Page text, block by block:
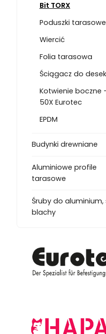
Bit TORX
Poduszki tarasowe
Wiercić
Folia tarasowa
Ściągacz do desek
Kotwienie boczne
50X Eurotec
EPDM
Budynki drewniane
Aluminiowe profile
tarasowe
Śruby do aluminium,
blachy